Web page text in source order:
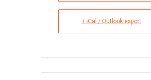
+ iCal / Outlook export